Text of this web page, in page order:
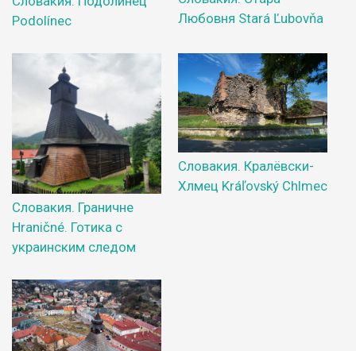
Podolínec
Любовня Stará Ľubovňa
Словакия. Граничне
Hraničné. Готика с
украинским следом
Словакия. Кралёвски-
Хлмец Kráľovský Chlmec